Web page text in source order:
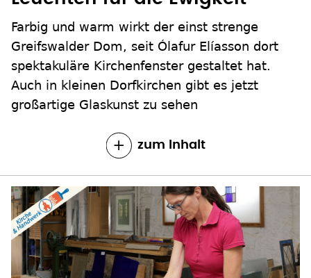
Farbig und warm wirkt der einst strenge
Greifswalder Dom, seit Ólafur Elíasson dort
spektakuläre Kirchenfenster gestaltet hat.
Auch in kleinen Dorfkirchen gibt es jetzt
großartige Glaskunst zu sehen
zum Inhalt